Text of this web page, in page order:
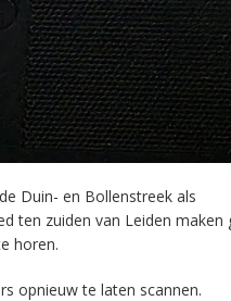
Duin- en Bollenstreek als
ten zuiden van Leiden maken
horen.
opnieuw te laten scannen.